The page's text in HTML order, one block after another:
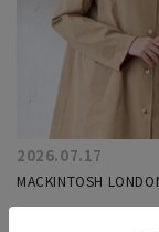
2026.07.17
MACKINTOSH